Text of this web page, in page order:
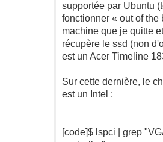
supportée par Ubuntu
fonctionner « out of the
machine que je quitte
récupère le ssd (non
est un Acer Timeline
Sur cette dernière, le
est un Intel :
[code]$ lspci | grep